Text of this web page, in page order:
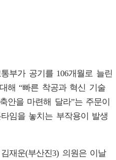
부가 공기를 106개월로 늘린
해 “빠른 착공과 혁신 기술
안을 마련해 달라”는 주문이
임을 놓치는 부작용이 발생
재운(부산진3) 의원은 이날